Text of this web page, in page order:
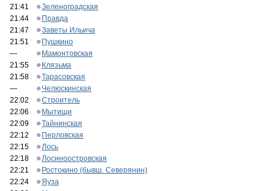
21:41
Зеленоградская
21:44
Правда
21:47
Заветы Ильича
21:51
Пушкино
—
Мамонтовская
21:55
Клязьма
21:58
Тарасовская
—
Челюскинская
22:02
Строитель
22:06
Мытищи
22:09
Тайнинская
22:12
Перловская
22:15
Лось
22:18
Лосиноостровская
22:21
Ростокино (бывш. Северянин)
22:24
Яуза